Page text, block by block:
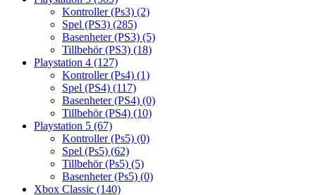
Kontroller (Ps3) (2)
Spel (PS3) (285)
Basenheter (PS3) (5)
Tillbehör (PS3) (18)
Playstation 4 (127)
Kontroller (Ps4) (1)
Spel (PS4) (117)
Basenheter (PS4) (0)
Tillbehör (PS4) (10)
Playstation 5 (67)
Kontroller (Ps5) (0)
Spel (Ps5) (62)
Tillbehör (Ps5) (5)
Basenheter (Ps5) (0)
Xbox Classic (140)